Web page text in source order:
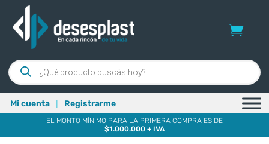
Búsqueda
de
productos
Mi cuenta | Registrarme
EL MONTO MÍNIMO PARA LA PRIMERA COMPRA ES DE
$1.000.000 + IVA